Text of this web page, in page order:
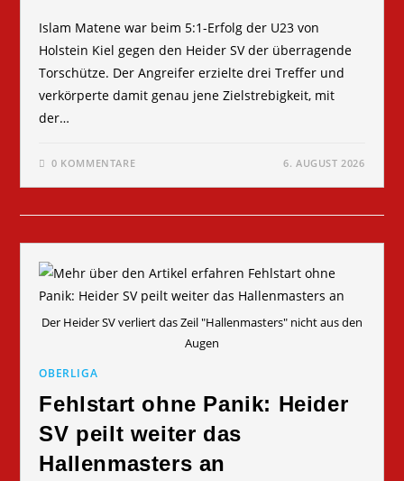
Islam Matene war beim 5:1-Erfolg der U23 von
Holstein Kiel gegen den Heider SV der überragende
Torschütze. Der Angreifer erzielte drei Treffer und
verkörperte damit genau jene Zielstrebigkeit, mit
der…
0 KOMMENTARE 6. AUGUST 2026
Der Heider SV verliert das Zeil "Hallenmasters" nicht aus den
Augen
OBERLIGA
Fehlstart ohne Panik: Heider
SV peilt weiter das
Hallenmasters an